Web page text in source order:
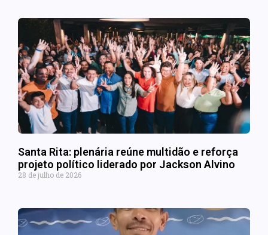
Santa Rita: plenária reúne multidão e reforça
projeto político liderado por Jackson Alvino
28 de julho de 2026